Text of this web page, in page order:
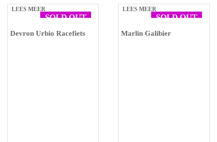
LEES MEER
SOLD OUT
Devron Urbio Racefiets
LEES MEER
SOLD OUT
Marlin Galibier